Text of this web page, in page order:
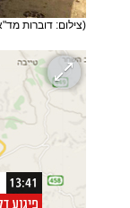
(צילום: דוברות